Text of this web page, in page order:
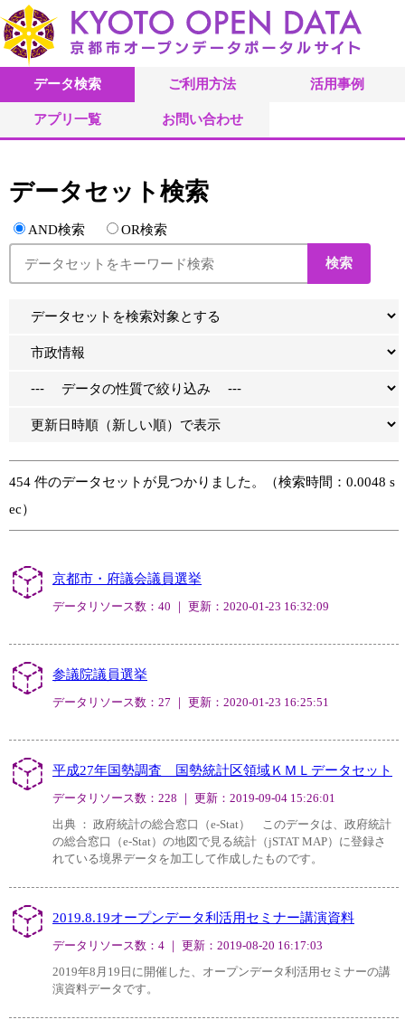
データ検索 ご利用方法 活用事例
アプリ一覧 お問い合わせ
データセット検索
AND検索 OR検索
454 件のデータセットが見つかりました。（検索時間：0.0048 s
ec）
京都市・府議会議員選挙
データリソース数：40 ｜ 更新：2020-01-23 16:32:09
参議院議員選挙
データリソース数：27 ｜ 更新：2020-01-23 16:25:51
平成27年国勢調査 国勢統計区領域ＫＭＬデータセット
データリソース数：228 ｜ 更新：2019-09-04 15:26:01
出典 ： 政府統計の総合窓口（e-Stat） このデータは、政府統計
の総合窓口（e-Stat）の地図で見る統計（jSTAT MAP）に登録さ
れている境界データを加工して作成したものです。
2019.8.19オープンデータ利活用セミナー講演資料
データリソース数：4 ｜ 更新：2019-08-20 16:17:03
2019年8月19日に開催した、オープンデータ利活用セミナーの講
演資料データです。